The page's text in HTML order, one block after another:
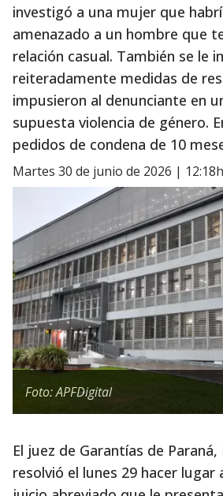
investigó a una mujer que
amenazado a un hombre que
relación casual. También se le
reiteradamente medidas de
impusieron al denunciante en
supuesta violencia de género.
pedidos de condena de 10
martes 30 de junio de 2026 |
Foto: APFDigital
El juez de Garantías de
resolvió el lunes 29 hacer lugar